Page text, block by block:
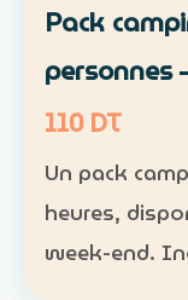
Pack
personnes
110 DT
Un pack
heures,
week-end. Inclus : tente 2 places, matelas,